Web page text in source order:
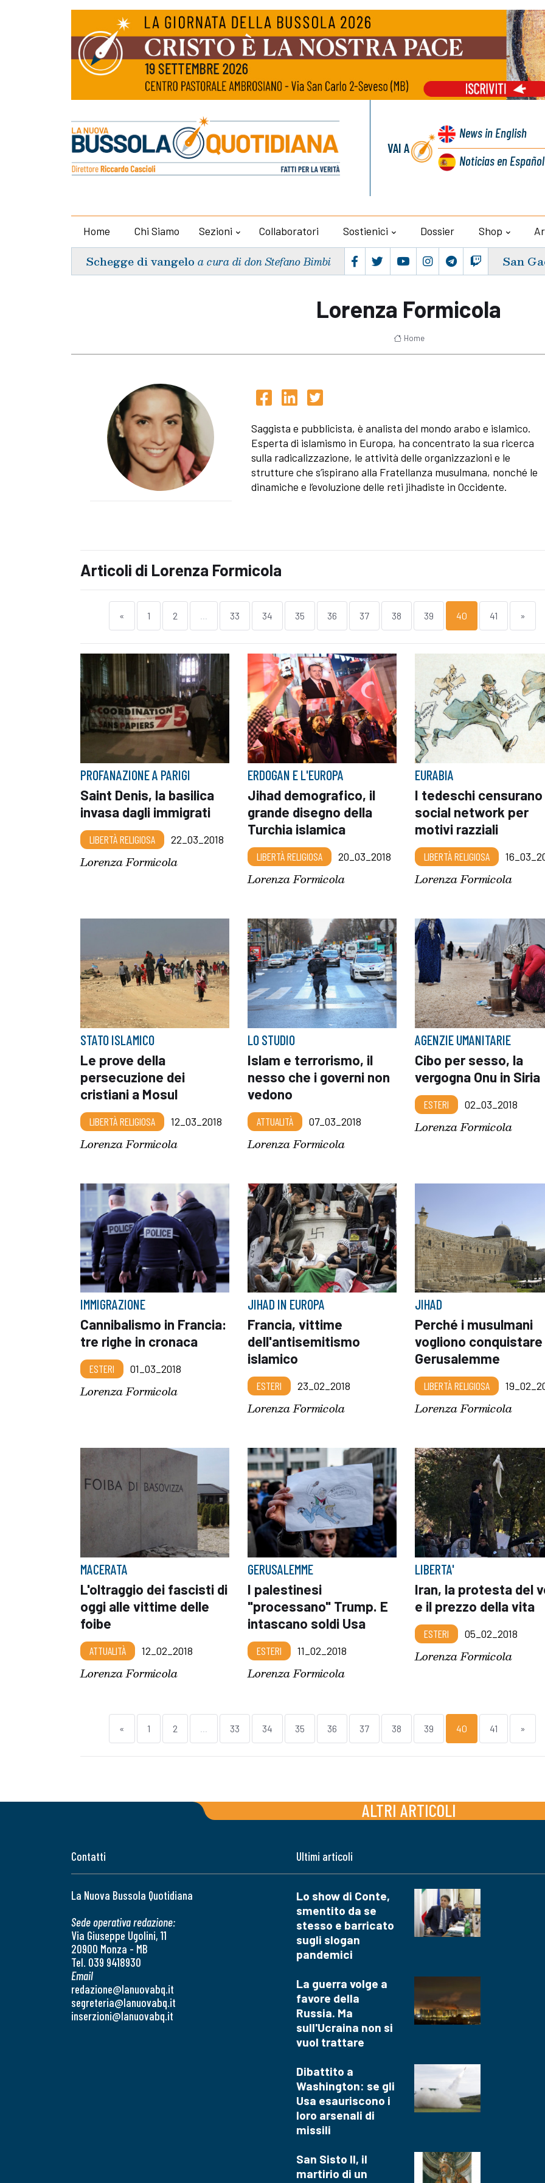
VAI A
Newsin English
Noticiasen Español
Home Chi Siamo Sezioni Collaboratori Sostienici Dossier Shop
Schegge di vangelo a cura di don Stefano Bimbi San
Lorenza Formicola
Home
Saggista e pubblicista, è analista del mondo arabo e islamico.
Esperta di islamismo in Europa, ha concentrato la sua ricerca
sulla radicalizzazione, le attività delle organizzazioni e le
strutture che s’ispirano alla Fratellanza musulmana, nonché le
dinamiche e l’evoluzione delle reti jihadiste in Occidente.
Articoli di Lorenza Formicola
« 1 2 ... 33 34 35 36 37 38 39 40 41 »
PROFANAZIONE A PARIGI
Saint Denis, la basilica
invasa dagli immigrati
LIBERTÀ RELIGIOSA 22_03_2018
Lorenza Formicola
ERDOGAN E L'EUROPA
Jihad demografico, il
grande disegno della
Turchia islamica
LIBERTÀ RELIGIOSA 20_03_2018
Lorenza Formicola
EURABIA
I tedeschi censurano
social network per
motivi razziali
LIBERTÀ RELIGIOSA
Lorenza Formicola
STATO ISLAMICO
Le prove della
persecuzione dei
cristiani a Mosul
LIBERTÀ RELIGIOSA 12_03_2018
Lorenza Formicola
LO STUDIO
Islam e terrorismo, il
nesso che i governi non
vedono
ATTUALITÀ 07_03_2018
Lorenza Formicola
AGENZIE UMANITARIE
Cibo per sesso, la
vergogna Onu in Siria
ESTERI 02_03_2018
Lorenza Formicola
IMMIGRAZIONE
Cannibalismo in Francia:
tre righe in cronaca
ESTERI 01_03_2018
Lorenza Formicola
JIHAD IN EUROPA
Francia, vittime
dell'antisemitismo
islamico
ESTERI 23_02_2018
Lorenza Formicola
JIHAD
Perché i musulmani
vogliono conquistare
Gerusalemme
LIBERTÀ RELIGIOSA
Lorenza Formicola
MACERATA
L'oltraggio dei fascisti di
oggi alle vittime delle
foibe
ATTUALITÀ 12_02_2018
Lorenza Formicola
GERUSALEMME
I palestinesi
"processano" Trump. E
intascano soldi Usa
ESTERI 11_02_2018
Lorenza Formicola
LIBERTA'
Iran, la protesta del
e il prezzo della vita
ESTERI 05_02_2018
Lorenza Formicola
« 1 2 ... 33 34 35 36 37 38 39 40 41 »
ALTRI ARTICOLI
Contatti
La Nuova Bussola Quotidiana
Sede operativa redazione:
Via Giuseppe Ugolini, 11
20900 Monza - MB
Tel. 039 9418930
Email
redazione@lanuovabq.it
segreteria@lanuovabq.it
inserzioni@lanuovabq.it
Ultimi articoli
Lo show di Conte,
smentito da se
stesso e barricato
sugli slogan
pandemici
La guerra volge a
favore della
Russia. Ma
sull'Ucraina non si
vuol trattare
Dibattito a
Washington: se gli
Usa esauriscono i
loro arsenali di
missili
San Sisto II, il
martirio di un